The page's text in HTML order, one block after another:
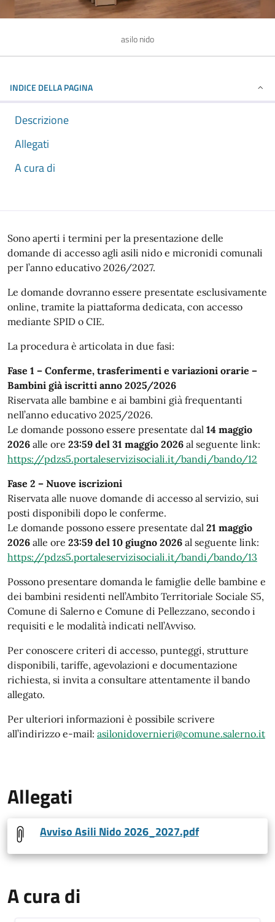
asilo nido
INDICE DELLA PAGINA
Descrizione
Allegati
A cura di
Descrizione
Sono aperti i termini per la presentazione delle
domande di accesso agli asili nido e micronidi comunali
per l’anno educativo 2026/2027.
Le domande dovranno essere presentate esclusivamente
online, tramite la piattaforma dedicata, con accesso
mediante SPID o CIE.
La procedura è articolata in due fasi:
Fase 1 – Conferme, trasferimenti e variazioni orarie –
Bambini già iscritti anno 2025/2026
Riservata alle bambine e ai bambini già frequentanti
nell’anno educativo 2025/2026.
Le domande possono essere presentate dal 14 maggio
2026 alle ore 23:59 del 31 maggio 2026 al seguente link:
https://pdzs5.portaleservizisociali.it/bandi/bando/12
Fase 2 – Nuove iscrizioni
Riservata alle nuove domande di accesso al servizio, sui
posti disponibili dopo le conferme.
Le domande possono essere presentate dal 21 maggio
2026 alle ore 23:59 del 10 giugno 2026 al seguente link:
https://pdzs5.portaleservizisociali.it/bandi/bando/13
Possono presentare domanda le famiglie delle bambine e
dei bambini residenti nell’Ambito Territoriale Sociale S5,
Comune di Salerno e Comune di Pellezzano, secondo i
requisiti e le modalità indicati nell’Avviso.
Per conoscere criteri di accesso, punteggi, strutture
disponibili, tariffe, agevolazioni e documentazione
richiesta, si invita a consultare attentamente il bando
allegato.
Per ulteriori informazioni è possibile scrivere
all’indirizzo e-mail: asilonidovernieri@comune.salerno.it
Allegati
Avviso Asili Nido 2026_2027.pdf
A cura di